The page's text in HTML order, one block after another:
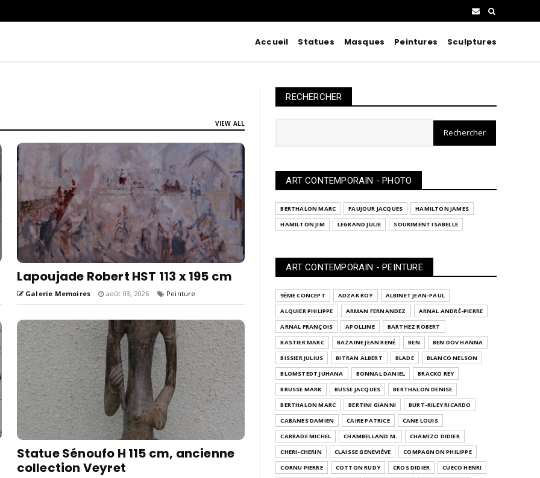
Accueil Statues Masques Peintures Sculptures
VIEW ALL
Lapoujade Robert HST 113 x 195 cm
Galerie Memoires août 03, 2026 Peinture
Statue Sénoufo H 115 cm, ancienne
collection Veyret
RECHERCHER
ART CONTEMPORAIN - PHOTO
BERTHALON MARC FAUJOUR JACQUES
HAMILTON JAMES
HAMILTON JIM
LEGRAND JULIE SOURIMENT ISABELLE
ART CONTEMPORAIN - PEINTURE
9ÈME CONCEPT ADZAK ROY
ALBINET JEAN-PAUL
ALQUIER PHILIPPE
ARMAN FERNANDEZ
ARNAL ANDRÉ-PIERRE
ARNAL FRANÇOIS
APOLLINE
BARTHEZ ROBERT
BASTIER MARC
BAZAINE JEAN RENÉ BEN
BEN DOV HANNA
BISSIER JULIUS
BITRAN ALBERT BLADE
BLANCO NELSON
BLOMSTEDT JUHANA
BONNAL DANIEL
BRACKO REY
BRUSSE MARK
BUSSE JACQUES
BERTHALON DENISE
BERTHALON MARC
BERTINI GIANNI
BURT-RILEY RICARDO
CABANES DAMIEN
CAIRE PATRICE
CANE LOUIS
CARRADE MICHEL
CHAMBELLAND M.
CHAMIZO DIDIER
CHERI-CHERIN
CLAISSE GENEVIÈVE
COMPAGNON PHILIPPE
CORNU PIERRE
COTTON RUDY CROS DIDIER
CUECO HENRI